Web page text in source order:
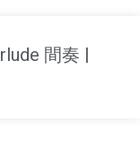
間奏 |